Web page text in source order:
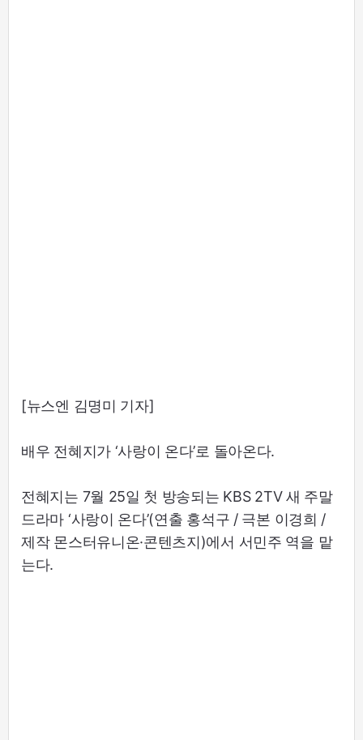
[뉴스엔 김명미 기자]
배우 전혜지가 ‘사랑이 온다’로 돌아온다.
전혜지는 7월 25일 첫 방송되는 KBS 2TV 새 주말
드라마 ‘사랑이 온다’(연출 홍석구 / 극본 이경희 /
제작 몬스터유니온·콘텐츠지)에서 서민주 역을 맡
는다.